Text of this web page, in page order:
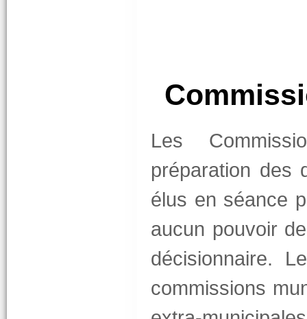
Les
préparation des
élus en séance
aucun pouvoir
décisionnaire.
commissions